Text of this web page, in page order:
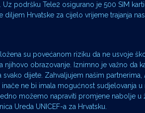
podršku Tele2 osigurano je 500 SIM
Hrvatske za cijelo vrijeme trajanja
su povećanom riziku da ne usvoje
obrazovanje. Iznimno je važno da
dijete. Zahvaljujem našim partnerima,
ne bi imala mogućnost sudjelovanja u
možemo napraviti promjene nabolje u
Ureda UNICEF-a za Hrvatsku.